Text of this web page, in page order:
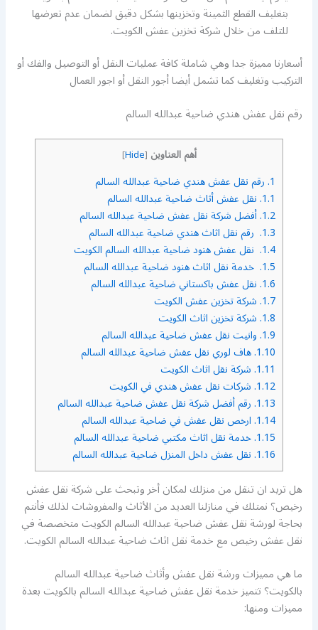
بتغليف القطع الثمينة وتخزينها بشكل دقيق لضمان عدم تعرضها
للتلف من خلال شركة تخزين عفش الكويت.
أسعارنا مميزة جدا وهي شاملة كافة عمليات النقل أو التوصيل والفك أو
التركيب وتغليف كما تشمل أيضا أجور النقل أو اجور العمال
رقم نقل عفش هندي ضاحية عبدالله السالم
أهم العناوين [
Hide
]
1. رقم نقل عفش هندي ضاحية عبدالله السالم
1.1. نقل عفش أثاث ضاحية عبدالله السالم
1.2. أفضل شركة نقل عفش ضاحية عبدالله السالم
1.3. رقم نقل اثاث هندي ضاحية عبدالله السالم
1.4. نقل عفش هنود ضاحية عبدالله السالم الكويت
1.5. خدمة نقل اثاث هنود ضاحية عبدالله السالم
1.6. نقل عفش باكستاني ضاحية عبدالله السالم
1.7. شركة تخزين عفش الكويت
1.8. شركة تخزين اثاث الكويت
1.9. وانيت نقل عفش ضاحية عبدالله السالم
1.10. هاف لوري نقل عفش ضاحية عبدالله السالم
1.11. شركة نقل اثاث الكويت
1.12. شركات نقل عفش هندي في الكويت
1.13. رقم أفضل شركة نقل عفش ضاحية عبدالله السالم
1.14. ارخص نقل عفش في ضاحية عبدالله السالم
1.15. خدمة نقل اثاث مكتبي ضاحية عبدالله السالم
1.16. نقل عفش داخل المنزل ضاحية عبدالله السالم
هل تريد ان تنقل من منزلك لمكان أخر وتبحث على شركة نقل عفش
رخيص؟ نمتلك في منازلنا العديد من الأثاث والمفروشات لذلك فأنتم
بحاجة لورشة نقل عفش ضاحية عبدالله السالم الكويت متخصصة في
نقل عفش رخيص مع خدمة نقل اثاث ضاحية عبدالله السالم الكويت.
ما هي مميزات ورشة نقل عفش وأثاث ضاحية عبدالله السالم
بالكويت؟ تتميز خدمة نقل عفش ضاحية عبدالله السالم بالكويت بعدة
مميزات ومنها: